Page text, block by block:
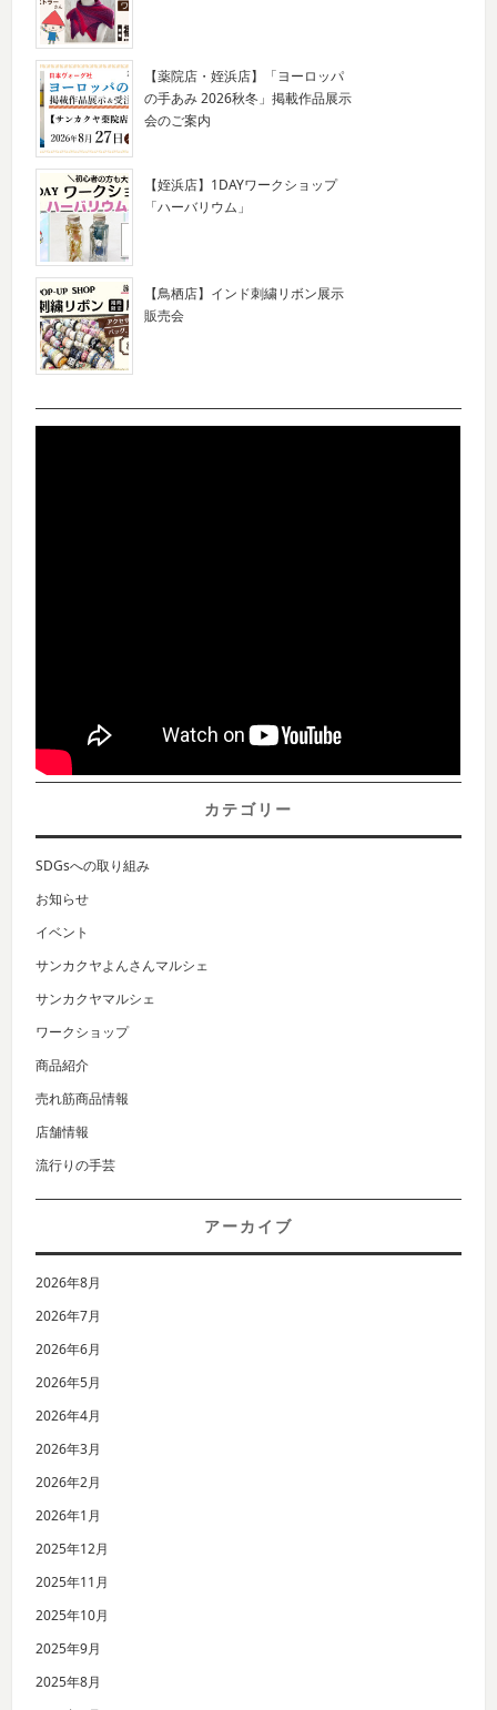
【薬院店・姪浜店】「ヨーロッパ
の手あみ 2026秋冬」掲載作品展示
会のご案内
【姪浜店】1DAYワークショップ
「ハーバリウム」
【鳥栖店】インド刺繍リボン展示
販売会
カテゴリー
SDGsへの取り組み
お知らせ
イベント
サンカクヤよんさんマルシェ
サンカクヤマルシェ
ワークショップ
商品紹介
売れ筋商品情報
店舗情報
流行りの手芸
アーカイブ
2026年8月
2026年7月
2026年6月
2026年5月
2026年4月
2026年3月
2026年2月
2026年1月
2025年12月
2025年11月
2025年10月
2025年9月
2025年8月